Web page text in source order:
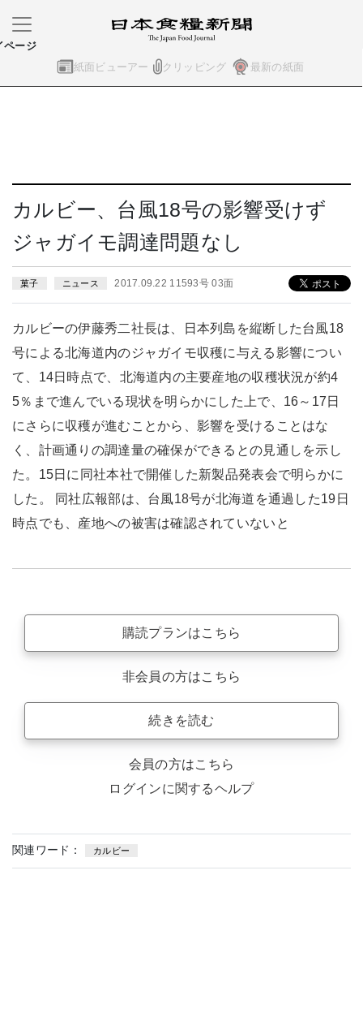
紙面ビューアー クリッピング 最新の紙面
ページ
カルビー、台風18号の影響受けず
ジャガイモ調達問題なし
菓子 ニュース 2017.09.22 11593号 03面
カルビーの伊藤秀二社長は、日本列島を縦断した台風18
号による北海道内のジャガイモ収穫に与える影響につい
て、14日時点で、北海道内の主要産地の収穫状況が約4
5％まで進んでいる現状を明らかにした上で、16～17日
にさらに収穫が進むことから、影響を受けることはな
く、計画通りの調達量の確保ができるとの見通しを示し
た。15日に同社本社で開催した新製品発表会で明らかに
した。 同社広報部は、台風18号が北海道を通過した19日
時点でも、産地への被害は確認されていないと
購読プランはこちら
非会員の方はこちら
続きを読む
会員の方はこちら
ログインに関するヘルプ
関連ワード： カルビー